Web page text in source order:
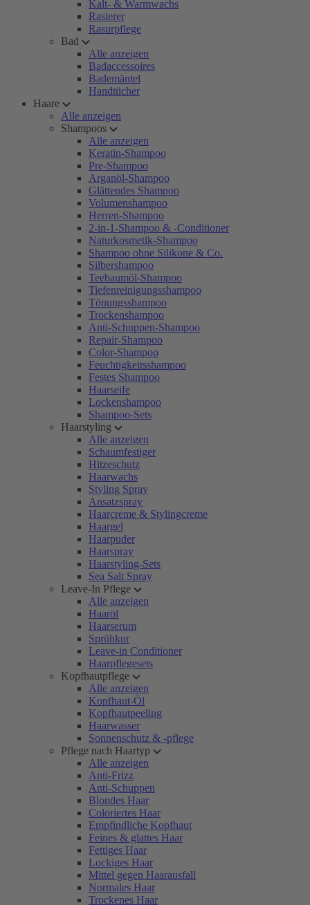
Kalt- & Warmwachs
Rasierer
Rasurpflege
Bad
Alle anzeigen
Badaccessoires
Bademäntel
Handtücher
Haare
Alle anzeigen
Shampoos
Alle anzeigen
Keratin-Shampoo
Pre-Shampoo
Arganöl-Shampoo
Glättendes Shampoo
Volumenshampoo
Herren-Shampoo
2-in-1-Shampoo & -Conditioner
Naturkosmetik-Shampoo
Shampoo ohne Silikone & Co.
Silbershampoo
Teebaumöl-Shampoo
Tiefenreinigungsshampoo
Tönungsshampoo
Trockenshampoo
Anti-Schuppen-Shampoo
Repair-Shampoo
Color-Shampoo
Feuchtigkeitsshampoo
Festes Shampoo
Haarseife
Lockenshampoo
Shampoo-Sets
Haarstyling
Alle anzeigen
Schaumfestiger
Hitzeschutz
Haarwachs
Styling Spray
Ansatzspray
Haarcreme & Stylingcreme
Haargel
Haarpuder
Haarspray
Haarstyling-Sets
Sea Salt Spray
Leave-In Pflege
Alle anzeigen
Haaröl
Haarserum
Sprühkur
Leave-in Conditioner
Haarpflegesets
Kopfhautpflege
Alle anzeigen
Kopfhaut-Öl
Kopfhautpeeling
Haarwasser
Sonnenschutz & -pflege
Pflege nach Haartyp
Alle anzeigen
Anti-Frizz
Anti-Schuppen
Blondes Haar
Coloriertes Haar
Empfindliche Kopfhaut
Feines & glattes Haar
Fettiges Haar
Lockiges Haar
Mittel gegen Haarausfall
Normales Haar
Trockenes Haar